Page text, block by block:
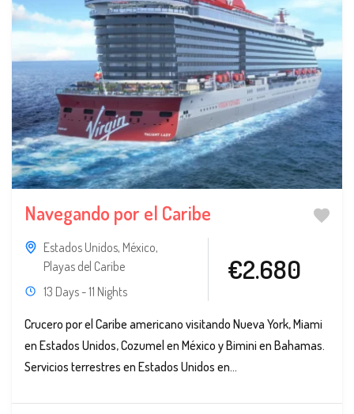
Navegando por el Caribe
Estados Unidos, México,
Playas del Caribe
13 Days - 11 Nights
€2.680
Crucero por el Caribe americano visitando Nueva York, Miami
en Estados Unidos, Cozumel en México y Bimini en Bahamas.
Servicios terrestres en Estados Unidos en...